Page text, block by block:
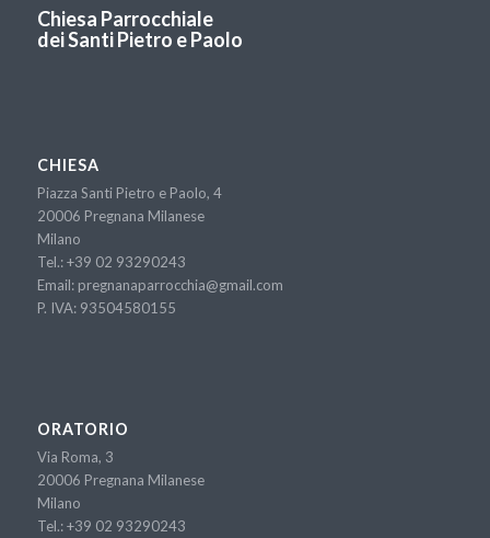
Chiesa Parrocchiale
dei Santi Pietro e Paolo
CHIESA
Piazza Santi Pietro e Paolo, 4
20006 Pregnana Milanese
Milano
Tel.:+39 02 93290243
Email: pregnanaparrocchia@gmail.com
P. IVA: 93504580155
ORATORIO
Via Roma, 3
20006 Pregnana Milanese
Milano
Tel.:+39 02 93290243